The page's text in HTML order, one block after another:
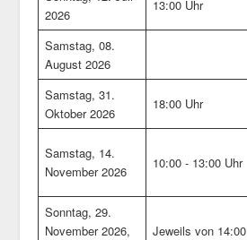
2026
13:00 Uhr
Samstag, 08.
August 2026
Samstag, 31.
Oktober 2026
18:00 Uhr
Samstag, 14.
November 2026
10:00 - 13:00 Uhr
Sonntag, 29.
November 2026,
Jeweils von 14:00